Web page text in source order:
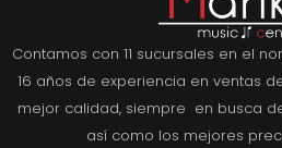
Contamos con 11 sucursales en el
16 años de experiencia en ventas
mejor calidad, siempre en busca
así como los mejores